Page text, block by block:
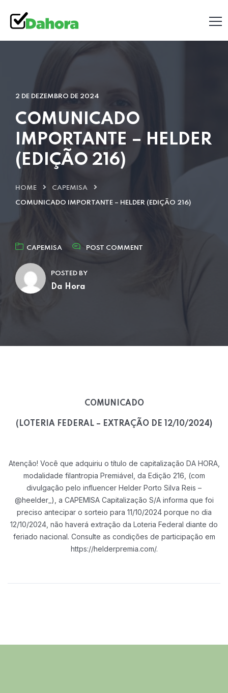
2 DE DEZEMBRO DE 2024
COMUNICADO
IMPORTANTE – HELDER
(EDIÇÃO 216)
HOME CAPEMISA
COMUNICADO IMPORTANTE – HELDER (EDIÇÃO 216)
CAPEMISA POST COMMENT
POSTED BY
Da Hora
COMUNICADO
(LOTERIA FEDERAL – EXTRAÇÃO DE 12/10/2024)
Atenção! Você que adquiriu o título de capitalização DA HORA,
modalidade filantropia Premiável, da Edição 216, (com
divulgação pelo influencer Helder Porto Silva Reis –
@heelder_), a CAPEMISA Capitalização S/A informa que foi
preciso antecipar o sorteio para 11/10/2024 porque no dia
12/10/2024, não haverá extração da Loteria Federal diante do
feriado nacional. Consulte as condições de participação em
https://helderpremia.com/.